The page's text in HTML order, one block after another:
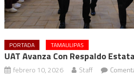
PORTADA TAMAULIPAS
UAT Avanza Con Respaldo
febrero 10, 2026 Staff